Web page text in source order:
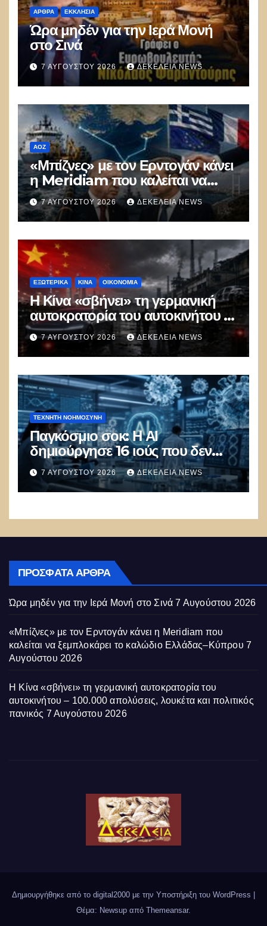
ΑΡΘΡΑ ΕΚΚΛΗΣΊΑ
Ώρα μηδέν για την Ιερά Μονή
στο Σινά
7 ΑΥΓΟΎΣΤΟΥ 2026 ΔΕΚΈΛΕΙΑ NEWS
ΑΟΖ
«Μπίζνες» με τον Ερντογάν κάνει
η Meridiam που καλείται να
ξεμπλοκάρει το καλώδιο
Ελλάδας–Κύπρου
7 ΑΥΓΟΎΣΤΟΥ 2026 ΔΕΚΈΛΕΙΑ NEWS
ΕΞΩΤΕΡΙΚΑ ΚΊΝΑ ΟΙΚΟΝΟΜΙΑ
Η Κίνα «σβήνει» τη γερμανική
αυτοκρατορία του αυτοκινήτου –
100.000 απολύσεις, λουκέτα και
πολιτικός πανικός
7 ΑΥΓΟΎΣΤΟΥ 2026 ΔΕΚΈΛΕΙΑ NEWS
ΤΕΧΝΗΤΉ ΝΟΗΜΟΣΎΝΗ
Παγκόσμιο σοκ: Η ΑΙ
δημιούργησε 16 ιούς που δεν
υπάρχουν στη φύση –
Συναγερμός: Ο εφιάλτης μόλις
άρχισε
7 ΑΥΓΟΎΣΤΟΥ 2026 ΔΕΚΈΛΕΙΑ NEWS
ΠΡΌΣΦΑΤΑ ΆΡΘΡΑ
Ώρα μηδέν για την Ιερά Μονή στο Σινά 7 Αυγούστου 2026
«Μπίζνες» με τον Ερντογάν κάνει η Meridiam που
καλείται να ξεμπλοκάρει το καλώδιο Ελλάδας–Κύπρου 7
Αυγούστου 2026
Η Κίνα «σβήνει» τη γερμανική αυτοκρατορία του
αυτοκινήτου – 100.000 απολύσεις, λουκέτα και πολιτικός
πανικός 7 Αυγούστου 2026
Δημιουργήθηκε από το digital2000 με την Υποστήριξη του WordPress
Θέμα: Newsup από Themeansar.